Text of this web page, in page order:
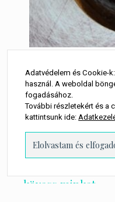
Málnás
torta
LEGOLCSÓBB:9 050Ft
kövess minket
Adatvédelem és Cookie-
használ. A weboldal
fogadásához.
További részletekért és a
kattintsunk ide: